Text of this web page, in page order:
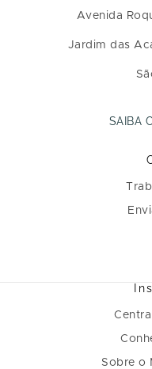
Avenida
Jardim das
SAIBA
Sobre o